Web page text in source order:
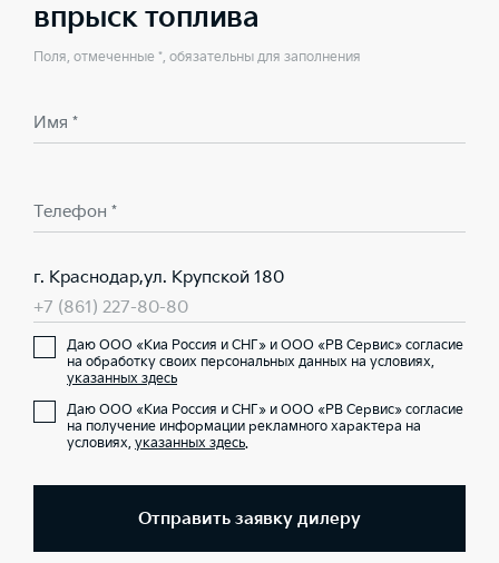
впрыск топлива
Поля, отмеченные *, обязательны для заполнения
Имя *
Телефон *
г. Краснодар,ул. Крупской 180
+7 (861) 227-80-80
Даю ООО «Киа Россия и СНГ» и ООО «РВ Сервис» согласие
на обработку своих персональных данных на условиях,
указанных здесь
Даю ООО «Киа Россия и СНГ» и ООО «РВ Сервис» согласие
на получение информации рекламного характера на
условиях, указанных здесь.
Отправить заявку дилеру